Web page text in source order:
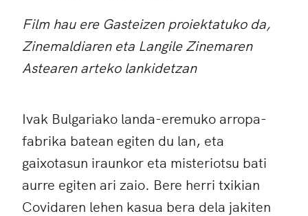
Film hau ere Gasteizen proiektatuko da,
Zinemaldiaren eta Langile Zinemaren
Astearen arteko lankidetzan
Ivak Bulgariako landa-eremuko arropa-
fabrika batean egiten du lan, eta
gaixotasun iraunkor eta misteriotsu bati
aurre egiten ari zaio. Bere herri txikian
Covidaren lehen kasua bera dela jakiten